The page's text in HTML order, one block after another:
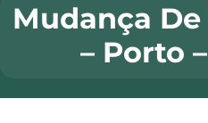
Mudança
– Porto